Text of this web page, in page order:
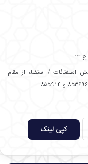
استفتائات / استفتاء از مقام
کپی لینک